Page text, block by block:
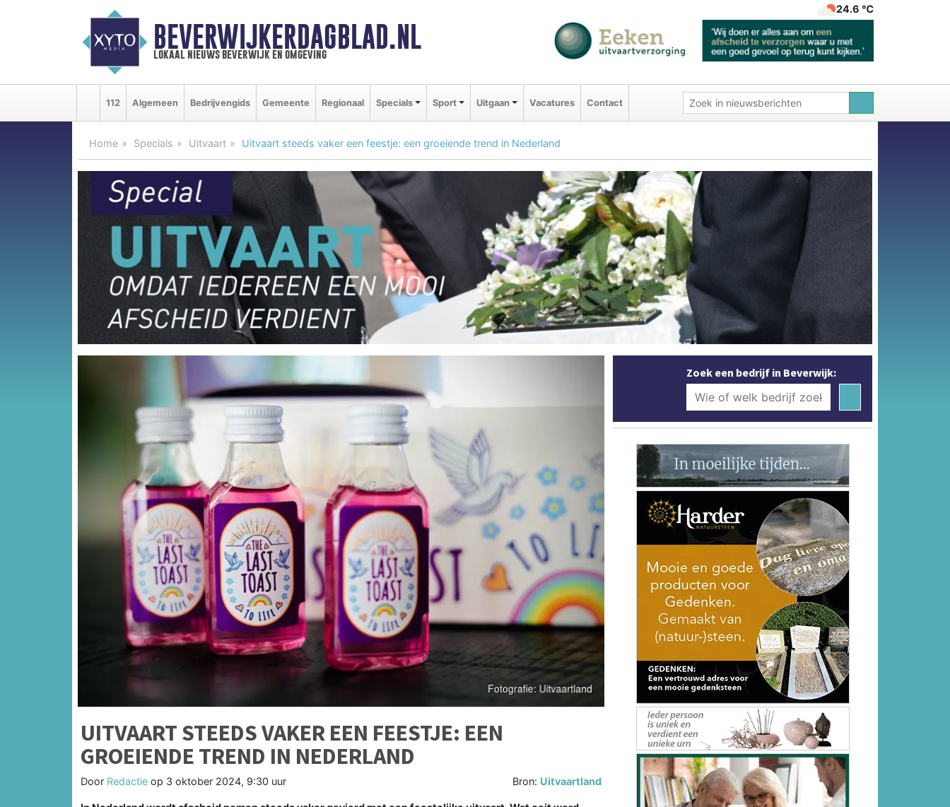
BEVERWIJKERDAGBLAD.NL
lokaal nieuws beverwijk en omgeving
24.6 ℃
112 Algemeen Bedrijvengids Gemeente Regionaal Specials Sport Uitgaan Vacatures Contact
Home Specials Uitvaart Uitvaart steeds vaker een feestje: een groeiende trend in Nederland
UITVAART STEEDS VAKER EEN FEESTJE: EEN
GROEIENDE TREND IN NEDERLAND
Door Redactie op 3 oktober 2024, 9:30 uur Bron: Uitvaartland
Zoek een bedrijf in Beverwijk: